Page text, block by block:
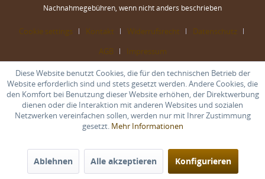
Nachnahmegebühren, wenn nicht anders beschrieben
Cookie settings Kontakt Widerrufsrecht
Datenschutz
AGB
Impressum
Diese Website benutzt Cookies, die für den technischen Betrieb der
Website erforderlich sind und stets gesetzt werden. Andere Cookies, die
den Komfort bei Benutzung dieser Website erhöhen, der Direktwerbung
dienen oder die Interaktion mit anderen Websites und sozialen
Netzwerken vereinfachen sollen, werden nur mit Ihrer Zustimmung
gesetzt. Mehr Informationen
Ablehnen Alle akzeptieren Konfigurieren